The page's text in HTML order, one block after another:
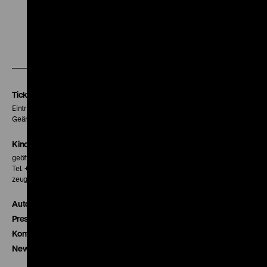
Tickets
Eintritt 5 €
Geänderte Preise sind im Programm vermerkt.
Kinokasse
geöffnet 30 Minuten vor Beginn der ersten Vorstellung
Tel. + 49 30 20304-770
zeughauskino@dhm.de
Autor*innen
Presse
Kontakt
Newsletter